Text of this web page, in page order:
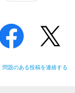
問題のある投稿を連絡する